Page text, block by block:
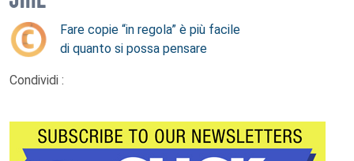
Fare copie “in regola” è più facile
di quanto si possa pensare
Condividi :